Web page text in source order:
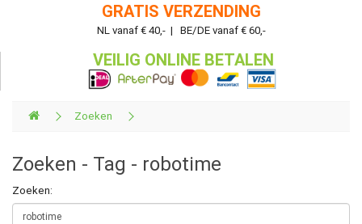
GRATIS VERZENDING
NL vanaf € 40,- | BE/DE vanaf € 60,-
VEILIG ONLINE BETALEN
Zoeken
Zoeken - Tag - robotime
Zoeken: